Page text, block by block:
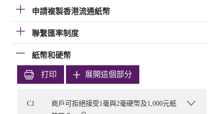
申請複製香港流通紙幣
聯繫匯率制度
紙幣和硬幣
打印 展開這個部分
C1
商戶可拒絕接受1毫與2毫硬幣及1,000元紙